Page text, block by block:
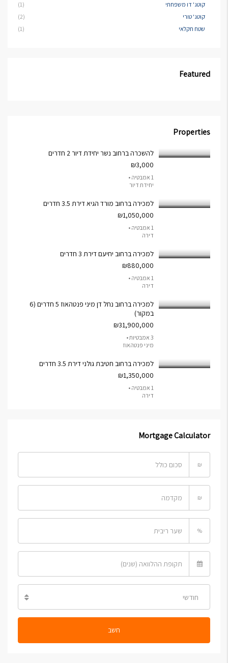
קוטג' דו משפחתי
(1)
קוטג' טורי
(2)
שטח חקלאי
(1)
Featured
Properties
להשכרה ברחוב נשר יחידת דיור 2 חדרים
₪3,000
1 אמבטיה •
יחידת דיור
למכירה ברחוב מורד הגיא דירת 3.5 חדרים
₪1,050,000
1 אמבטיה •
דירה
למכירה ברחוב יחיעם דירת 3 חדרים
₪880,000
1 אמבטיה •
דירה
למכירה ברחוב נחל דן מיני פנטהאוז 5 חדרים (6
במקור)
₪31,900,000
3 אמבטיות •
מיני פנטהאוז
למכירה ברחוב חטיבת גולני דירת 3.5 חדרים
₪1,350,000
1 אמבטיה •
דירה
Mortgage Calculator
₪
₪
%
חודשי
חשב